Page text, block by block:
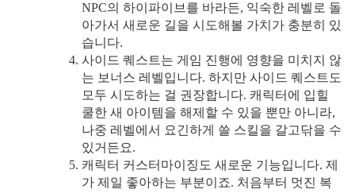
NPC의 하이파이브를 바라든, 익숙한 레벨로 돌
아가서 새로운 길을 시도해볼 가치가 충분히 있
습니다.
사이드 퀘스트는 게임 진행에 영향을 미치지 않
는 보너스 레벨입니다. 하지만 사이드 퀘스트도
모두 시도하는 걸 권장합니다. 캐릭터에 입힐
쿨한 새 아이템을 해제할 수 있을 뿐만 아니라,
나중 레벨에서 요긴하게 쓸 스킬을 갈고닦을 수
있거든요.
캐릭터 커스터마이징도 새로운 기능입니다. 제
가 제일 좋아하는 부분이죠. 처음부터 멋진 복